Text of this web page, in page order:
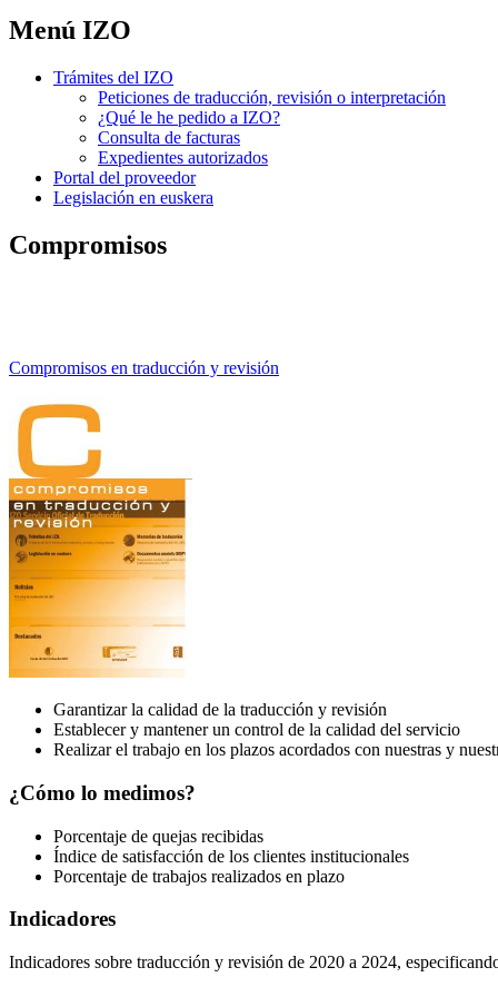
Menú IZO
Trámites del IZO
Peticiones de traducción, revisión o interpretación
¿Qué le he pedido a IZO?
Consulta de facturas
Expedientes autorizados
Portal del proveedor
Legislación en euskera
Compromisos
Compromisos en traducción y revisión
Garantizar la calidad de la traducción y revisión
Establecer y mantener un control de la calidad del servicio
Realizar el trabajo en los plazos acordados con nuestras y
¿Cómo lo medimos?
Porcentaje de quejas recibidas
Índice de satisfacción de los clientes institucionales
Porcentaje de trabajos realizados en plazo
Indicadores
Indicadores sobre traducción y revisión de 2020 a 2024,